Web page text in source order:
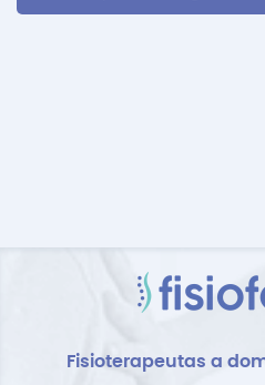
Fisioterapeutas a